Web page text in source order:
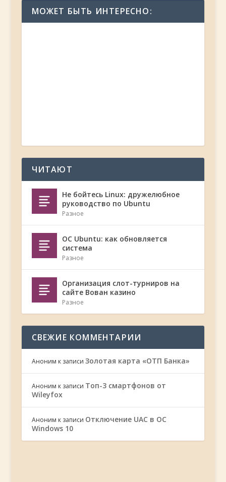
МОЖЕТ БЫТЬ ИНТЕРЕСНО:
ЧИТАЮТ
Не бойтесь Linux: дружелюбное
руководство по Ubuntu
Разное
ОС Ubuntu: как обновляется
система
Разное
Организация слот-турниров на
сайте Вован казино
Разное
СВЕЖИЕ КОММЕНТАРИИ
Аноним к записи Золотая карта «ОТП Банка»
Аноним к записи Топ-3 смартфонов от
Wileyfox
Аноним к записи Отключение UAC в ОС
Windows 10